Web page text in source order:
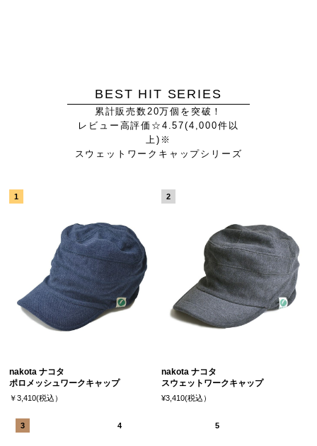
BEST HIT SERIES
累計販売数20万個を突破！
レビュー高評価☆4.57(4,000件以
上)※
スウェットワークキャップシリーズ
nakota ナコタ
ポロメッシュワークキャップ
￥3,410(税込）
nakota ナコタ
スウェットワークキャップ
¥3,410(税込）